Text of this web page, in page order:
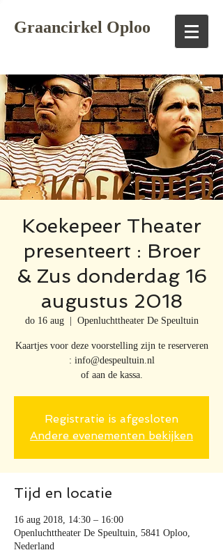
Graancirkel Oploo
Koekepeer Theater
presenteert : Broer
& Zus donderdag 16
augustus 2018
do 16 aug
  |
Openluchttheater De Speultuin
Kaartjes voor deze voorstelling zijn te reserveren
: info@despeultuin.nl
of aan de kassa.
Registratie is afgesloten
Andere evenementen bekijken
Tijd en locatie
16 aug 2018, 14:30 – 16:00
Openluchttheater De Speultuin, 5841 Oploo,
Nederland